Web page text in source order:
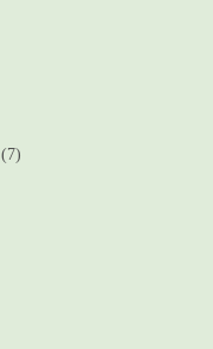
(7)